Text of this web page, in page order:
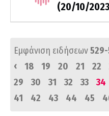
(20/10/
Εμφάνιση ειδήσεων
‹
18 19 20 21 22
29
30 31 32 33 34
41
42 43 44 45